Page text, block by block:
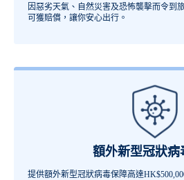
因惡劣天氣、自然災害及恐怖襲擊而令到
可獲賠償，讓你安心出行。
額外新型冠狀病
提供額外新型冠狀病毒保障高達